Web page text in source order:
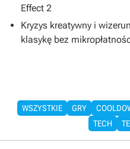
Effect 2
Kryzys kreatywny i
klasykę bez
WSZYSTKIE GRY
TECH